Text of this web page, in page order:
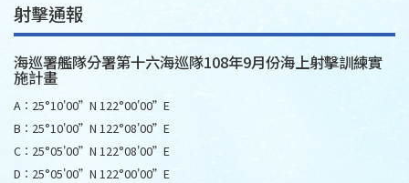
射擊通報
海巡署艦隊分署第十六海巡隊108年9月份海上射擊訓練實
施計畫
A：25°10'00”N 122°00'00”E
B：25°10'00”N 122°08'00”E
C：25°05'00”N 122°08'00”E
D：25°05'00”N 122°00'00”E